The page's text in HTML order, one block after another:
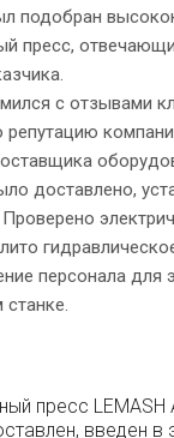
подобран
пресс,
с отзывами
репутацию
доставлено,
персонала для
пресс LEMASH
введен в